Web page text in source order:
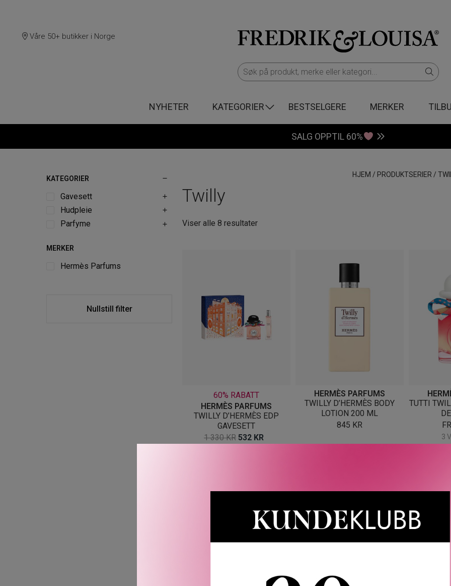
Våre 50+ butikker i Norge
NYHETER KATEGORIER BESTSELGERE MERKER
SALG OPPTIL 60%
HJEM / PRODUKTSERIER /
Twilly
Viser alle 8 resultaterSortert
60% RABATT
HERMÈS PARFUMS
TWILLY D’HERMÈS EDP
GAVESETT
1 330KR OPPRINNELIG
532 KR
HERMÈS PARFUMS
TWILLY D’HERMÈS BODY
LOTION 200 ML
845 KR
TUTTI
3
KATEGORIER
Gavesett
Hudpleie
Parfyme
MERKER
Hermès Parfums
Nullstill filter